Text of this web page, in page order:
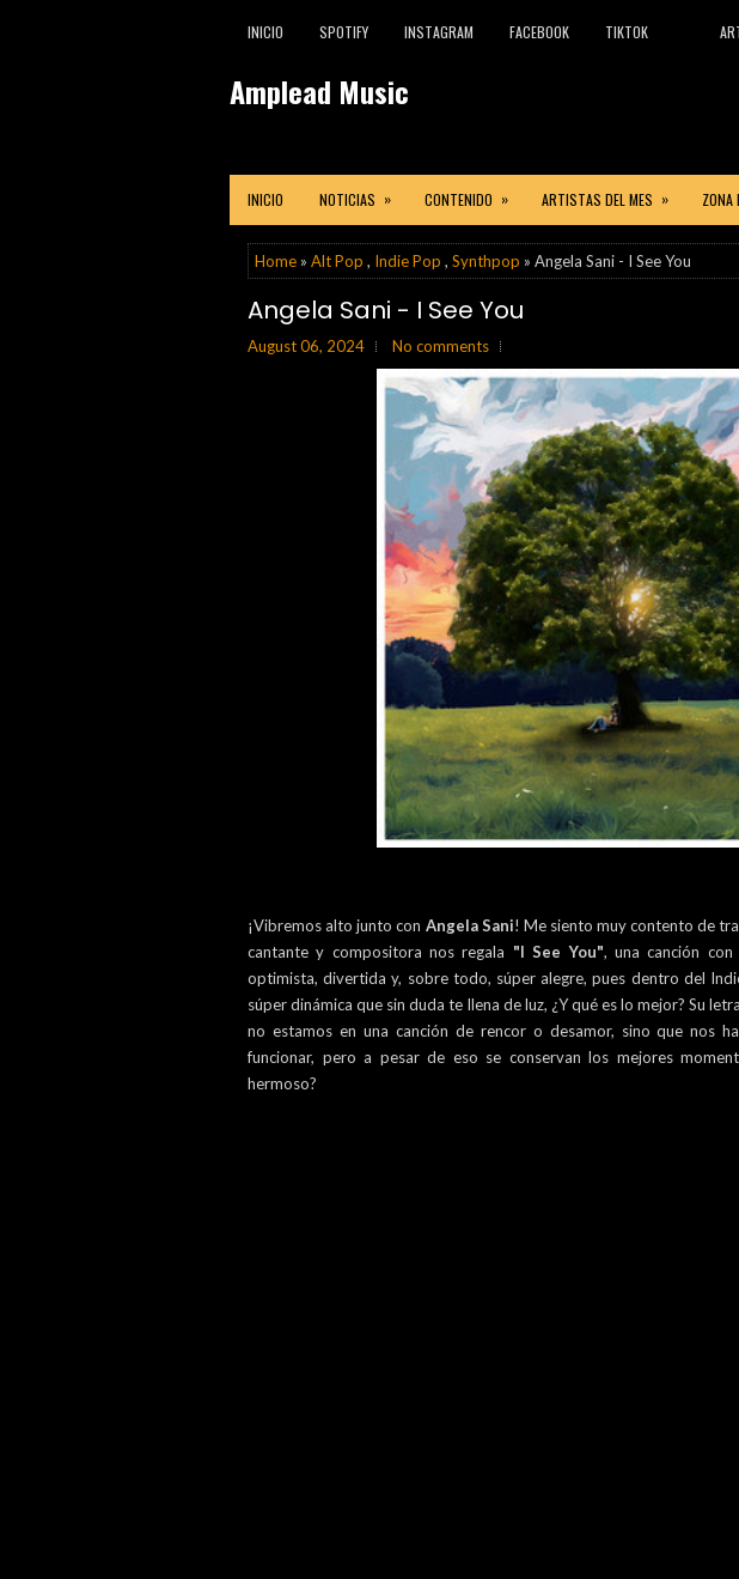
INICIO SPOTIFY INSTAGRAM FACEBOOK TIKTOK
Amplead Music
INICIO NOTICIAS » CONTENIDO » ARTISTAS DEL MES » ZONA
Home » Alt Pop , Indie Pop , Synthpop » Angela Sani - I See You
Angela Sani - I See You
August 06, 2024 No comments
¡Vibremos alto junto con Angela Sani! Me siento muy contento de
cantante y compositora nos regala "I See You", una canción
optimista, divertida y, sobre todo, súper alegre, pues dentro del
súper dinámica que sin duda te llena de luz, ¿Y qué es lo mejor? Su
no estamos en una canción de rencor o desamor, sino que nos
funcionar, pero a pesar de eso se conservan los mejores
hermoso?